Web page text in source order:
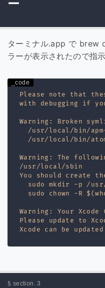
ー
ターミナル.app で brew
ラーが表示されたので指
Please note that
with debugging if
Warning: Broken
/usr/local/bin/
/usr/local/bin/
Warning: The
/usr/local/sbin
You should create
sudo mkdir -p /
sudo chown -R
Warning: Your
Please update to